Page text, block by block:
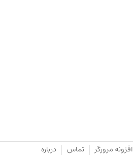
افزونه مرورگر تماس درباره